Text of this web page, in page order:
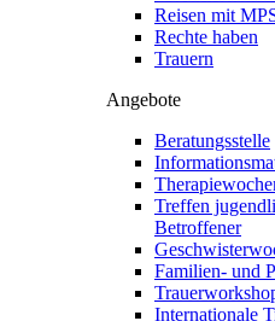
Reisen mit
Rechte haben
Trauern
Angebote
Beratungsstelle
Treffen
Betroffener
Familien- und
Internationale